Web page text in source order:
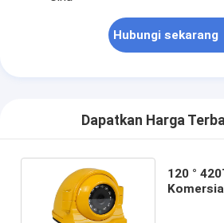
Hubungi sekarang
Dapatkan Harga
120 °